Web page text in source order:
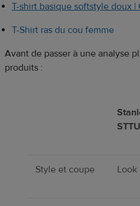
T-shirt basique softstyle doux
T-Shirt ras du cou femme
Avant de passer à une analyse
produits :
Style et coupe Look